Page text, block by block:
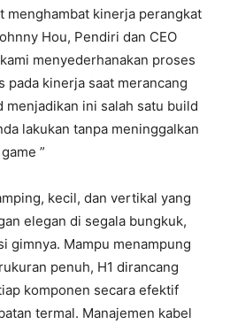
menghambat kinerja perangkat
Hou, Pendiri dan CEO
menyederhanakan proses
pada kinerja saat merancang
menjadikan ini salah satu build
lakukan tanpa meninggalkan
”
kecil, dan vertikal yang
elegan di segala bungkuk,
gimnya. Mampu menampung
penuh, H1 dirancang
komponen secara efektif
termal. Manajemen kabel